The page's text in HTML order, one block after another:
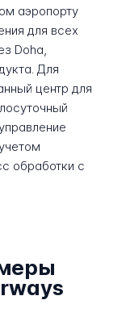
аэропорту
для всех
Doha,
Для
центр для
обработки с